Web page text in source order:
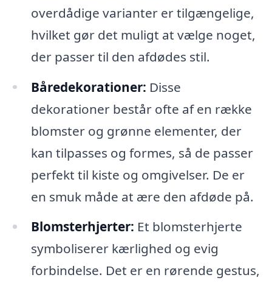
overdådige varianter er tilgængelige,
hvilket gør det muligt at vælge noget,
der passer til den afdødes stil.
Båredekorationer: Disse
dekorationer består ofte af en række
blomster og grønne elementer, der
kan tilpasses og formes, så de passer
perfekt til kiste og omgivelser. De er
en smuk måde at ære den afdøde på.
Blomsterhjerter: Et blomsterhjerte
symboliserer kærlighed og evig
forbindelse. Det er en rørende gestus,